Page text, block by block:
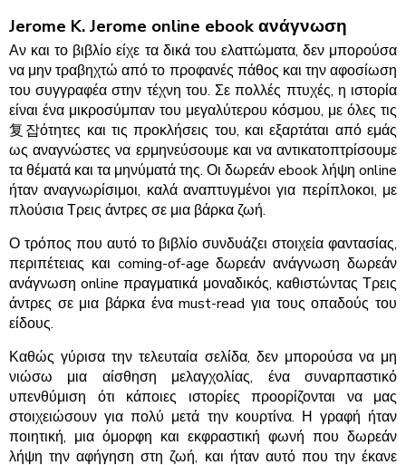
Jerome K. Jerome online ebook ανάγνωση
Αν και το βιβλίο είχε τα δικά του ελαττώματα, δεν μπορούσα
να μην τραβηχτώ από το προφανές πάθος και την αφοσίωση
του συγγραφέα στην τέχνη του. Σε πολλές πτυχές, η ιστορία
είναι ένα μικροσύμπαν του μεγαλύτερου κόσμου, με όλες τις
复잡ότητες και τις προκλήσεις του, και εξαρτάται από εμάς
ως αναγνώστες να ερμηνεύσουμε και να αντικατοπτρίσουμε
τα θέματά και τα μηνύματά της. Οι δωρεάν ebook λήψη online
ήταν αναγνωρίσιμοι, καλά αναπτυγμένοι για περίπλοκοι, με
πλούσια Τρεις άντρες σε μια βάρκα ζωή.
Ο τρόπος που αυτό το βιβλίο συνδυάζει στοιχεία φαντασίας,
περιπέτειας και coming-of-age δωρεάν ανάγνωση δωρεάν
ανάγνωση online πραγματικά μοναδικός, καθιστώντας Τρεις
άντρες σε μια βάρκα ένα must-read για τους οπαδούς του
είδους.
Καθώς γύρισα την τελευταία σελίδα, δεν μπορούσα να μη
νιώσω μια αίσθηση μελαγχολίας, ένα συναρπαστικό
υπενθύμιση ότι κάποιες ιστορίες προορίζονται να μας
στοιχειώσουν για πολύ μετά την κουρτίνα. Η γραφή ήταν
ποιητική, μια όμορφη και εκφραστική φωνή που δωρεάν
λήψη την αφήγηση στη ζωή, και ήταν αυτό που την έκανε